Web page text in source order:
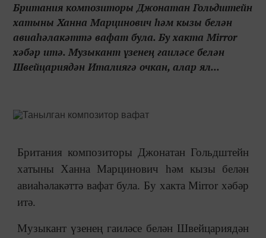
Британия композиторы Джонатан Гольдштейн
хатыны Ханна Марцинович һәм кызы белән
авиаһәлакәттә вафат була. Бу хакта Mirror
хәбәр итә. Музыкант үзенең гаиләсе белән
Швейцариядән Италиягә очкан, алар ял...
Британия композиторы Джонатан Гольдштейн
хатыны Ханна Марцинович һәм кызы белән
авиаһәлакәттә вафат була. Бу хакта Mirror хәбәр
итә.
Музыкант үзенең гаиләсе белән Швейцариядән